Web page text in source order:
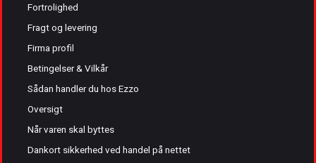
Fortrolighed
Fragt og levering
Firma profil
Betingelser & Vilkår
Sådan handler du hos Ezzo
Oversigt
Når varen skal byttes
Dankort sikkerhed ved handel på nettet